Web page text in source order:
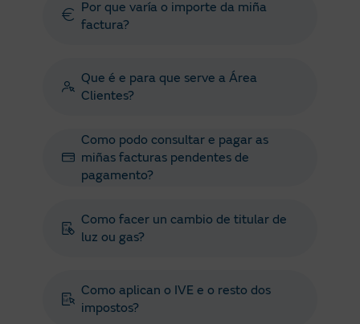
Por que varía o importe da miña
factura?
Que é e para que serve a Área
Clientes?
Como podo consultar e pagar as
miñas facturas pendentes de
pagamento?
Como facer un cambio de titular de
luz ou gas?
Como aplican o IVE e o resto dos
impostos?